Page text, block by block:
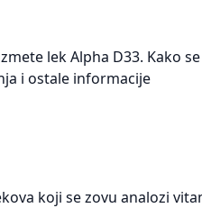
lek Alpha D33. Kako
i ostale informacije
koji se zovu analozi